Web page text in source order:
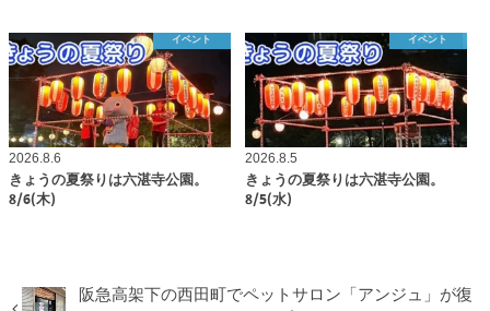
イベント
2026.8.6
きょうの夏祭りは六湛寺公園。
8/6(木)
イベント
2026.8.5
きょうの夏祭りは六湛寺公園。
8/5(水)
阪急高架下の西田町でペットサロン「アンジュ」が復